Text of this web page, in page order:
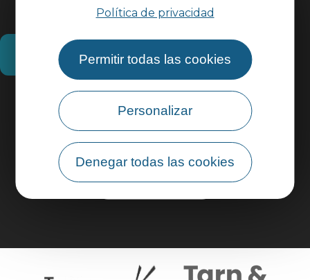
Política de privacidad
Permitir todas las cookies
Personalizar
Denegar todas las cookies
¿Cómo llegar?
Área profesional
Área de grupo